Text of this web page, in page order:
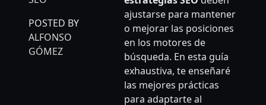
POSTED BY
ALFONSO
GÓMEZ
ajustarse para mantener
o mejorar las posiciones
en los motores de
búsqueda. En esta guía
exhaustiva, te enseñaré
las mejores prácticas
para adaptarte al